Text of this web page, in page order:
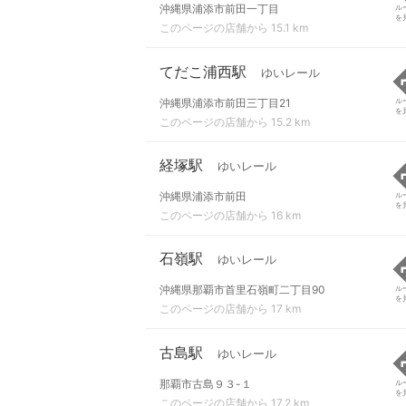
沖縄県浦添市前田一丁目
このページの店舗から 15.1 km
ル
を
てだこ浦西駅 ゆいレール
沖縄県浦添市前田三丁目21
このページの店舗から 15.2 km
ル
を
経塚駅 ゆいレール
沖縄県浦添市前田
このページの店舗から 16 km
ル
を
石嶺駅 ゆいレール
沖縄県那覇市首里石嶺町二丁目90
このページの店舗から 17 km
ル
を
古島駅 ゆいレール
那覇市古島９３-１
このページの店舗から 17.2 km
ル
を